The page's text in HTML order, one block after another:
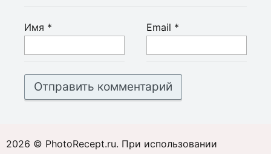
Имя * Email *
2026 © PhotoRecept.ru. При использовании